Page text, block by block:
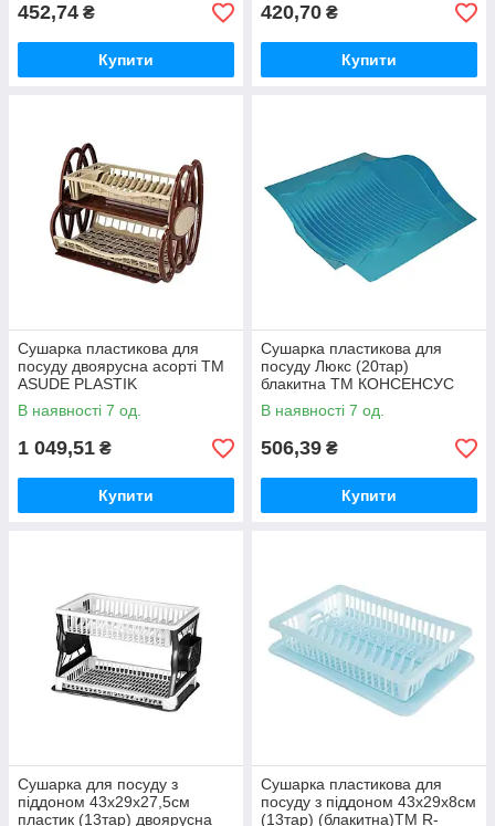
452,74 ₴
Купити
420,70 ₴
Купити
Сушарка пластикова для
посуду двоярусна асорті ТМ
ASUDE PLASTIK
В наявності 7 од.
1 049,51 ₴
Купити
Сушарка пластикова для
посуду Люкс (20тар)
блакитна ТМ КОНСЕНСУС
В наявності 7 од.
506,39 ₴
Купити
Сушарка для посуду з
піддоном 43х29х27,5см
пластик (13тар) двоярусна
Сушарка пластикова для
посуду з піддоном 43х29х8см
(13тар) (блакитна)ТМ R-